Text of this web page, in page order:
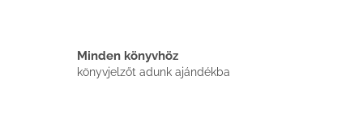
Minden könyvhöz
könyvjelzőt adunk ajándékba